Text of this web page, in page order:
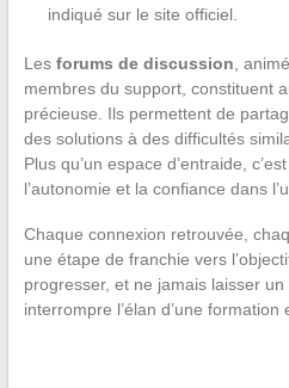
indiqué sur le site officiel.
Les forums de discussion ,
membres du support, constituent
précieuse. Ils permettent de
des solutions à des difficultés
Plus qu’un espace d’entraide,
l’autonomie et la confiance dans
Chaque connexion retrouvée,
une étape de franchie vers
progresser, et ne jamais laisser
interrompre l’élan d’une formation